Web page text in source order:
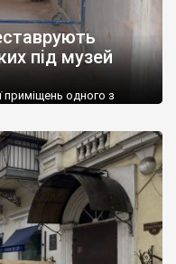
під музей
приміщень одного з
пристосування під
корпус
палацового
проводять в
наших спільних коренів»,